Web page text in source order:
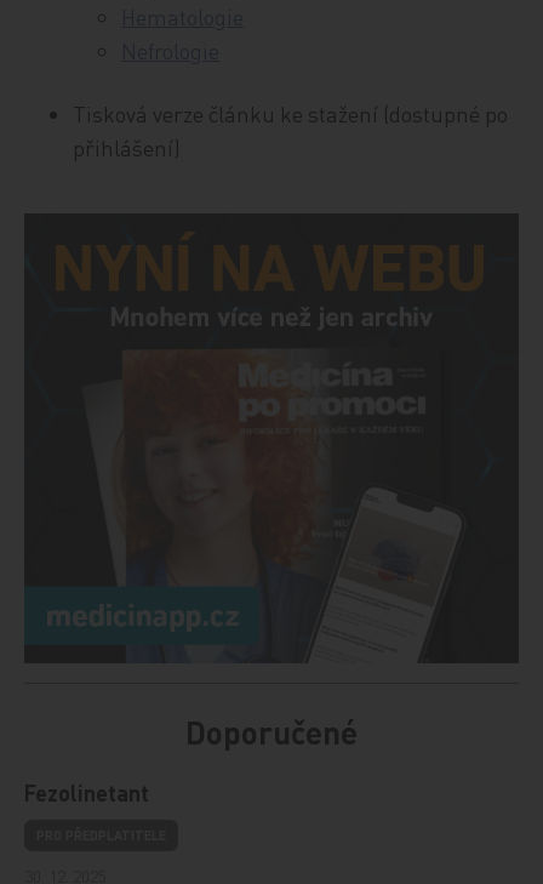
Tisková verze článku ke stažení (dostupné po
přihlášení)
Doporučené
Fezolinetant